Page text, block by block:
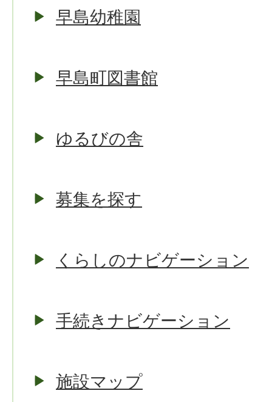
早島幼稚園
早島町図書館
ゆるびの舎
募集を探す
くらしのナビゲーション
手続きナビゲーション
施設マップ